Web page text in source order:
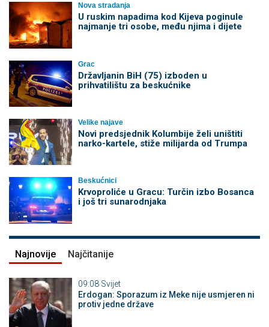
Nova stradanja
U ruskim napadima kod Kijeva poginule
najmanje tri osobe, među njima i dijete
Grac
Državljanin BiH (75) izboden u
prihvatilištu za beskućnike
Velike najave
Novi predsjednik Kolumbije želi uništiti
narko-kartele, stiže milijarda od Trumpa
Beskućnici
Krvoproliće u Gracu: Turčin izbo Bosanca
i još tri sunarodnjaka
Najnovije Najčitanije
09:08 Svijet
Erdogan: Sporazum iz Meke nije usmjeren ni
protiv jedne države